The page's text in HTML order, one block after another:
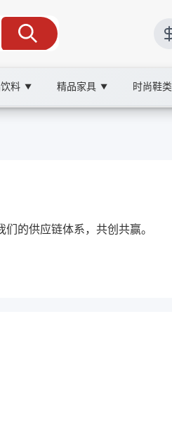
料 ▼ 精品家具 ▼ 时尚鞋类
的供应链体系，共创共赢。